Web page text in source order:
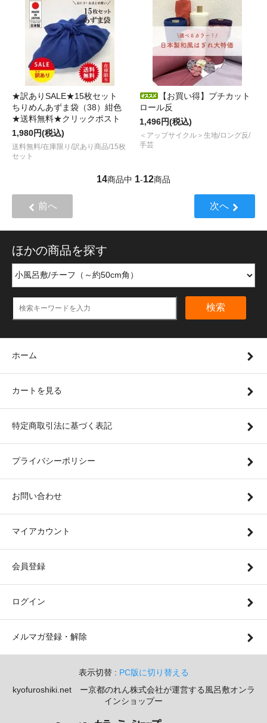
★訳ありSALE★15枚セット
ちりめんあずま袋（38）紺色
★送料無料★クリックポスト
1,980円(税込)
送料無料/在庫限り/訳あり商品/15枚
セット
【お買い得】プチカット
ロール反
1,496円(税込)
＜アップサイクル＞生地/ロング反/
手芸
14商品中 1-12商品
前へ 次へ
ほかの商品を探す
検索
ホーム
カートを見る
特定商取引法に基づく表記
プライバシーポリシー
お問い合わせ
マイアカウント
会員登録
ログイン
メルマガ登録・解除
表示切替 : PC版に切り替える
kyofuroshiki.net ー京都のれん株式会社が運営する風呂敷オンラ
インショップー